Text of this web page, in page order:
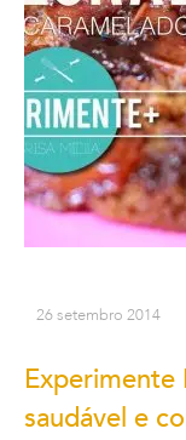
26 setembro 2014
Experimente
saudável e